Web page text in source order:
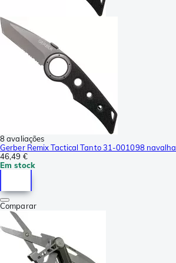
8 avaliações
Gerber Remix Tactical Tanto 31-001098 navalha
46,49 €
Em stock
Comparar